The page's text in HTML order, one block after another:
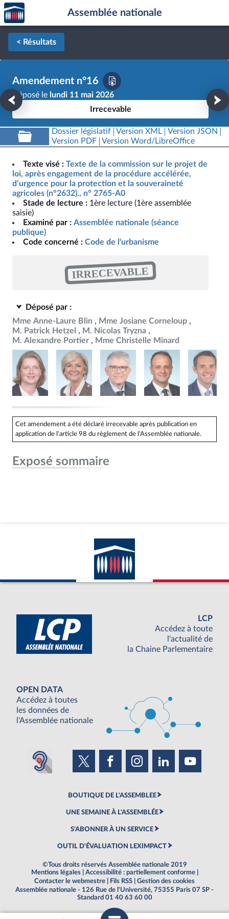
Aller au contenu
Aller en bas de la page
Accèder
à la
page
d'accueil
Assemblée nationale
< Résultats
Amendement n°16
Déposé le lundi 11 mai 2026
Irrecevable
Dossier législatif Version XML
Version JSON
Version PDF
Version Word/LibreOffice
Texte visé : Texte de la commission sur le projet de
loi, après engagement de la procédure accélérée,
d’urgence pour la protection et la souveraineté
agricoles (n°2632)., n° 2765-A0
Stade de lecture : 1ère lecture (1ère assemblée
saisie)
Examiné par : Assemblée nationale (séance
publique)
Code concerné : Code de l'urbanisme
IRRECEVABLE
Déposé par :
Mme Anne-Laure Blin
Mme Josiane Corneloup
M. Patrick Hetzel
M. Nicolas Tryzna
M. Alexandre Portier
Mme Christelle Minard
Cet amendement a été déclaré irrecevable après publication en
application de l'article 98 du règlement de l'Assemblée nationale.
Exposé sommaire
LCP
Accédez à toute
l'actualité de
la Chaine Parlementaire
OPEN DATA
Accédez à toutes
les données de
l'Assemblée nationale
BOUTIQUE DE L'ASSEMBLEE
UNE SEMAINE À L'ASSEMBLÉE
S'ABONNER À UN SERVICE
OUTIL D'ÉVALUATION LEXIMPACT
©Tous droits réservés Assemblée nationale 2019
Mentions légales
Accessibilité : partiellement conforme
Contacter le webmestre
Fils RSS
Gestion des cookies
Assemblée nationale - 126 Rue de l'Université, 75355 Paris 07 SP -
Standard 01 40 63 60 00